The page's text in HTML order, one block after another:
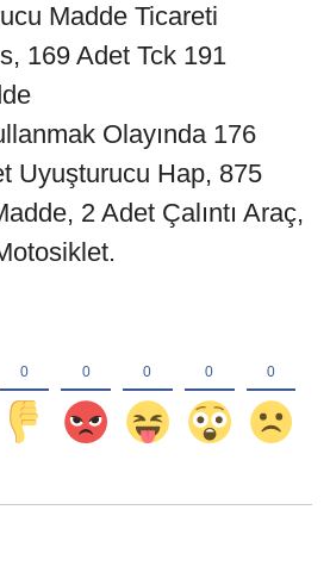
Madde Ticareti
169 Adet Tck 191
Olayında 176
Uyuşturucu Hap, 875
2 Adet Çalıntı Araç,